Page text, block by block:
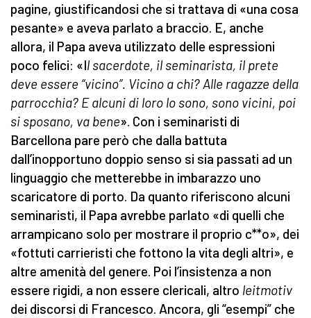
pagine, giustificandosi che si trattava di «una cosa
pesante» e aveva parlato a braccio. E, anche
allora, il Papa aveva utilizzato delle espressioni
poco felici: «Il sacerdote, il seminarista, il prete
deve essere “vicino”. Vicino a chi? Alle ragazze della
parrocchia? E alcuni di loro lo sono, sono vicini, poi
si sposano, va bene». Con i seminaristi di
Barcellona pare però che dalla battuta
dall’inopportuno doppio senso si sia passati ad un
linguaggio che metterebbe in imbarazzo uno
scaricatore di porto. Da quanto riferiscono alcuni
seminaristi, il Papa avrebbe parlato «di quelli che
arrampicano solo per mostrare il proprio c**o», dei
«fottuti carrieristi che fottono la vita degli altri», e
altre amenità del genere. Poi l’insistenza a non
essere rigidi, a non essere clericali, altro leitmotiv
dei discorsi di Francesco. Ancora, gli “esempi” che